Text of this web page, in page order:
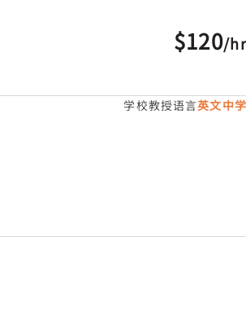
$120/hr
学校教授语言英文中学